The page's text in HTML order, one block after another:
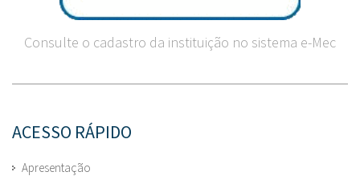
Consulte o cadastro da instituição no sistema e-Mec
ACESSO RÁPIDO
Apresentação